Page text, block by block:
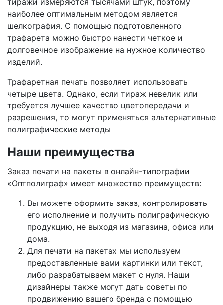
тиражи измеряются тысячами штук, поэтому
наиболее оптимальным методом является
шелкография. С помощью подготовленного
трафарета можно быстро нанести четкое и
долговечное изображение на нужное количество
изделий.
Трафаретная печать позволяет использовать
четыре цвета. Однако, если тираж невелик или
требуется лучшее качество цветопередачи и
разрешения, то могут применяться альтернативные
полиграфические методы
Наши преимущества
Заказ печати на пакеты в онлайн-типографии
«Оптполиграф» имеет множество преимуществ:
Вы можете оформить заказ, контролировать
его исполнение и получить полиграфическую
продукцию, не выходя из магазина, офиса или
дома.
Для печати на пакетах мы используем
предоставленные вами картинки или текст,
либо разрабатываем макет с нуля. Наши
дизайнеры также могут дать советы по
продвижению вашего бренда с помощью